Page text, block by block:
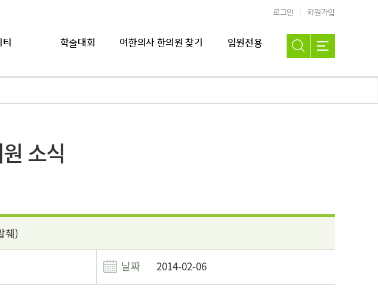
로그인 회원가입
학술대회 여한의사 한의원 찾기 임원전용
소식
췌)
날짜 2014-02-06